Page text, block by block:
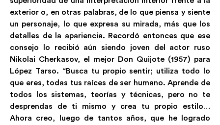
exterior o, en otras palabras, de lo que piensa y siente
un personaje, lo que expresa su mirada, más que los
detalles de la apariencia. Recordó entonces que ese
consejo lo recibió aún siendo joven del actor ruso
Nikolai Cherkasov, el mejor Don Quijote (1957) para
López Tarso. “Busca tu propio sentir; utiliza todo lo
que eres, todas tus raíces de ser humano. Aprende de
todos los sistemas, teorías y técnicas, pero no te
desprendas de ti mismo y crea tu propio estilo…
Ahora creo, luego de tantos años, que he logrado